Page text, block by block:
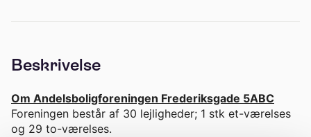
Beskrivelse
Om Andelsboligforeningen Frederiksgade 5ABC
Foreningen består af 30 lejligheder; 1 stk et-værelses
og 29 to-værelses.